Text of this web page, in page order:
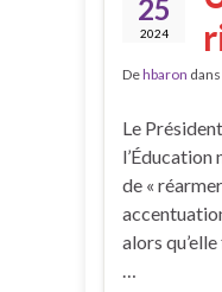
25
2024
Dehbaron
Le
de «
alors
…